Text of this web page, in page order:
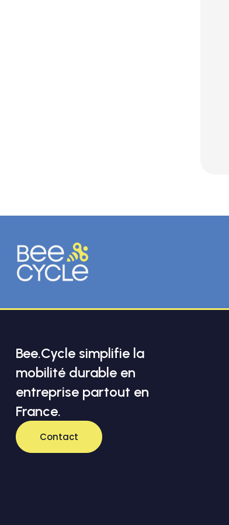
Bee.Cycle simplifie la
mobilité durable en
entreprise partout en
France.
Contact